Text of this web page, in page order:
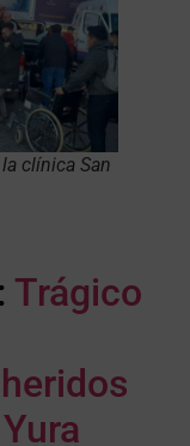
clínica San
Trágico